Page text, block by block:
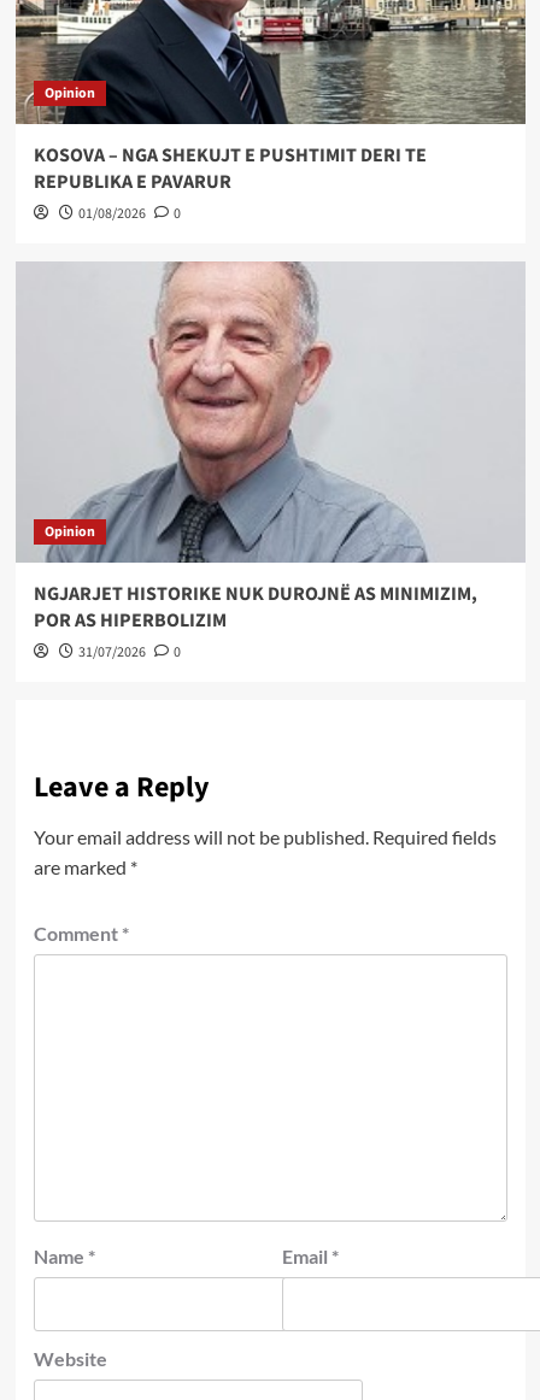
Opinion
KOSOVA – NGA SHEKUJT E PUSHTIMIT DERI TE
REPUBLIKA E PAVARUR
01/08/2026 0
Opinion
NGJARJET HISTORIKE NUK DUROJNË AS MINIMIZIM,
POR AS HIPERBOLIZIM
31/07/2026 0
Leave a Reply
Your email address will not be published. Required fields
are marked *
Comment *
Name * Email *
Website